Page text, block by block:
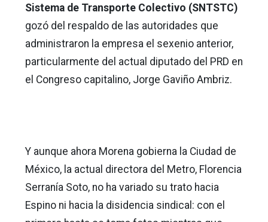
Sistema de Transporte Colectivo (SNTSTC)
gozó del respaldo de las autoridades que
administraron la empresa el sexenio anterior,
particularmente del actual diputado del PRD en
el Congreso capitalino, Jorge Gaviño Ambriz.
Y aunque ahora Morena gobierna la Ciudad de
México, la actual directora del Metro, Florencia
Serranía Soto, no ha variado su trato hacia
Espino ni hacia la disidencia sindical: con el